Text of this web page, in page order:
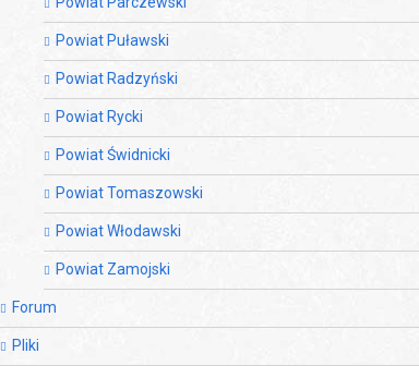
Powiat Puławski
Powiat Radzyński
Powiat Rycki
Powiat Świdnicki
Powiat Tomaszowski
Powiat Włodawski
Powiat Zamojski
Forum
Pliki